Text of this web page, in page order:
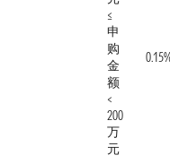
≤
申
购
金
额
<
200
万
元